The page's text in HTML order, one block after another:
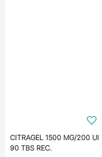
CITRAGEL 1500 MG/200 UI
90 TBS REC.